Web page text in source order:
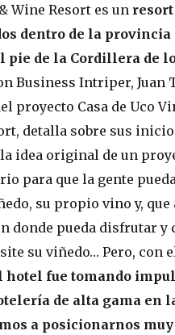
Wine Resort es un
dentro de la provincia
pie de la Cordillera de
Business Intriper, Juan
proyecto Casa de Uco
detalla sobre sus
idea original de un
para que la gente
su propio vino y, que
donde pueda disfrutar y
su viñedo… Pero, con
hotel fue tomando
de alta gama en
a posicionarnos